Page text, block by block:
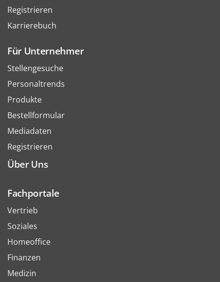
Registrieren
Karrierebuch
Für Unternehmer
Stellengesuche
Personaltrends
Produkte
Bestellformular
Mediadaten
Registrieren
Über Uns
Fachportale
Vertrieb
Soziales
Homeoffice
Finanzen
Medizin